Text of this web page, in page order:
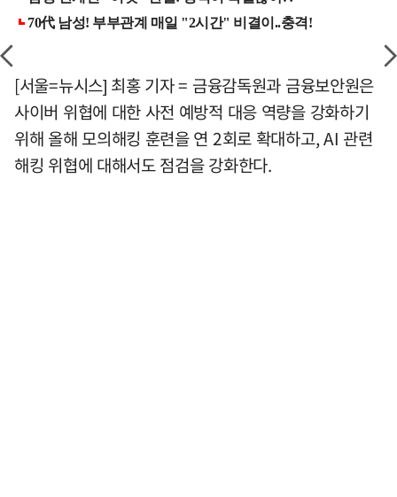
[서울=뉴시스] 최홍 기자 = 금융감독원과 금융보안원은
사이버 위협에 대한 사전 예방적 대응 역량을 강화하기
위해 올해 모의해킹 훈련을 연 2회로 확대하고, AI 관련
해킹 위협에 대해서도 점검을 강화한다.